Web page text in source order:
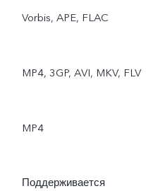
Vorbis, APE, FLAC
MP4, 3GP, AVI, MKV, FLV
MP4
Поддерживается